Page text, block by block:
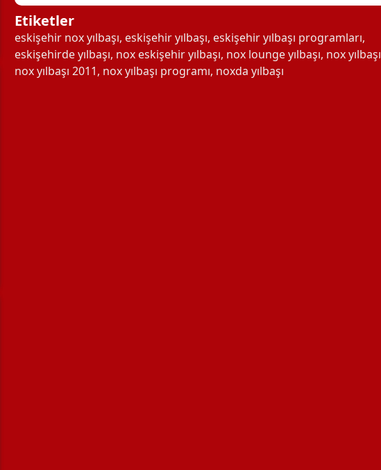
Etiketler
eskişehir nox yılbaşı, eskişehir yılbaşı, eskişehir yılbaşı programları,
eskişehirde yılbaşı, nox eskişehir yılbaşı, nox lounge yılbaşı, nox yılbaşı
nox yılbaşı 2011, nox yılbaşı programı, noxda yılbaşı